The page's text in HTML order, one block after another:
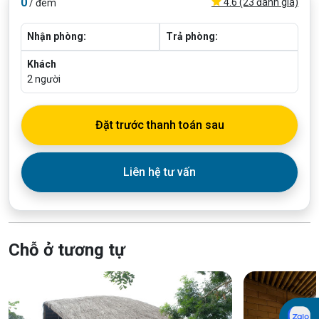
/ đêm 4.6 (23 đánh giá)
Nhận phòng: Trả phòng:
Khách
2 người
Đặt trước thanh toán sau
Liên hệ tư vấn
Chỗ ở tương tự